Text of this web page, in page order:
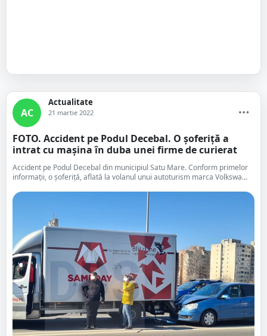
AC
Actualitate
21 martie 2022
FOTO. Accident pe Podul Decebal. O șoferiță a
intrat cu mașina în duba unei firme de curierat
Accident pe Podul Decebal din municipiul Satu Mare. Conform primelor
informații, o șoferiță, aflată la volanul unui autoturism marca Volkswa...